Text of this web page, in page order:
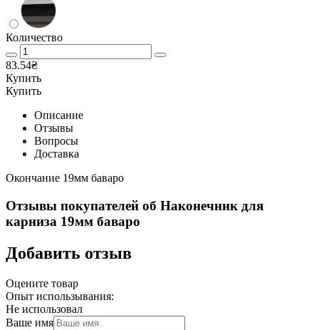
Количество
83.54₴
Купить
Купить
Описание
Отзывы
Вопросы
Доставка
Окончание 19мм баваро
Отзывы покупателей об Наконечник для
карниза 19мм баваро
Добавить отзыв
Оцените товар
Опыт использывания:
Не использовал
Ваше имя